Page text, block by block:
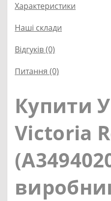
Характеристики
Наші склади
Відгуків (0)
Питання (0)
Купити
Victoria